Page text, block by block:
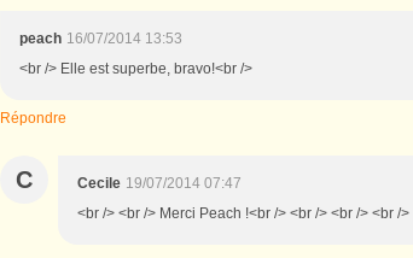
peach 16/07/2014 13:53
<br /> Elle est superbe, bravo!<br />
Répondre
C Cecile 19/07/2014 07:47
<br /> <br /> Merci Peach !<br /> <br /> <br /> <br />